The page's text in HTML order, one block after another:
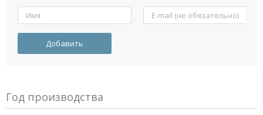
Год производства